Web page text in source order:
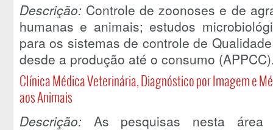
Descrição: Controle de zoonoses e de
humanas e animais; estudos
para os sistemas de controle de
desde a produção até o consumo
Clínica Médica Veterinária, Diagnóstico por Imagem e
aos Animais
Descrição: As pesquisas nesta área